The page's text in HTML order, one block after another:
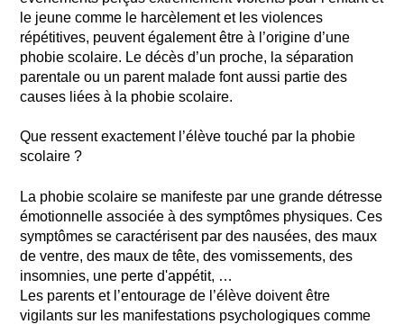
le jeune comme le harcèlement et les violences
répétitives, peuvent également être à l’origine d’une
phobie scolaire. Le décès d’un proche, la séparation
parentale ou un parent malade font aussi partie des
causes liées à la phobie scolaire.
Que ressent exactement l’élève touché par la phobie
scolaire ?
La phobie scolaire se manifeste par une grande détresse
émotionnelle associée à des symptômes physiques. Ces
symptômes se caractérisent par des nausées, des maux
de ventre, des maux de tête, des vomissements, des
insomnies, une perte d'appétit, …
Les parents et l’entourage de l’élève doivent être
vigilants sur les manifestations psychologiques comme